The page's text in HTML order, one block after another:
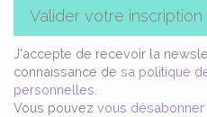
Valider votre inscription
J'accepte de recevoir la
connaissance de sa politique
personnelles
Vous pouvez vous désabonner